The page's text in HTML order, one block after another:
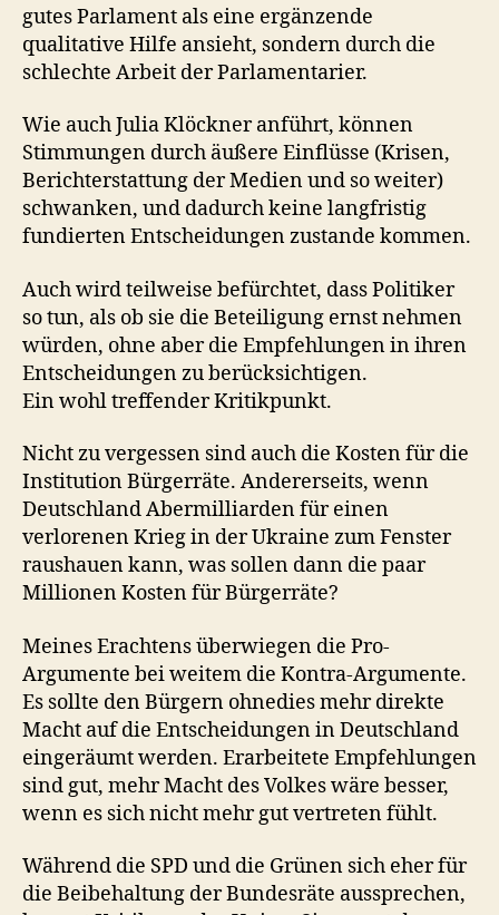
gutes Parlament als eine ergänzende
qualitative Hilfe ansieht, sondern durch die
schlechte Arbeit der Parlamentarier.
Wie auch Julia Klöckner anführt, können
Stimmungen durch äußere Einflüsse (Krisen,
Berichterstattung der Medien und so weiter)
schwanken, und dadurch keine langfristig
fundierten Entscheidungen zustande kommen.
Auch wird teilweise befürchtet, dass Politiker
so tun, als ob sie die Beteiligung ernst nehmen
würden, ohne aber die Empfehlungen in ihren
Entscheidungen zu berücksichtigen.
Ein wohl treffender Kritikpunkt.
Nicht zu vergessen sind auch die Kosten für die
Institution Bürgerräte. Andererseits, wenn
Deutschland Abermilliarden für einen
verlorenen Krieg in der Ukraine zum Fenster
raushauen kann, was sollen dann die paar
Millionen Kosten für Bürgerräte?
Meines Erachtens überwiegen die Pro-
Argumente bei weitem die Kontra-Argumente.
Es sollte den Bürgern ohnedies mehr direkte
Macht auf die Entscheidungen in Deutschland
eingeräumt werden. Erarbeitete Empfehlungen
sind gut, mehr Macht des Volkes wäre besser,
wenn es sich nicht mehr gut vertreten fühlt.
Während die SPD und die Grünen sich eher für
die Beibehaltung der Bundesräte aussprechen,